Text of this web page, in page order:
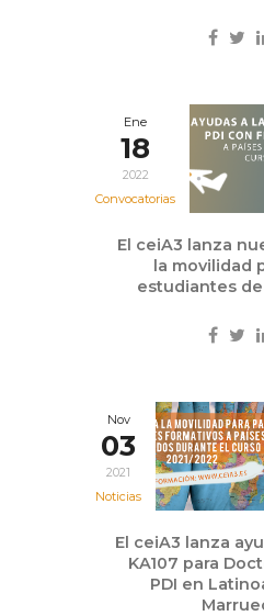
Ene
18
2022
Convocatorias
El ceiA3 lanza
la movilidad
estudiantes
Nov
03
2021
Noticias
El ceiA3 lanza
KA107 para
PDI en